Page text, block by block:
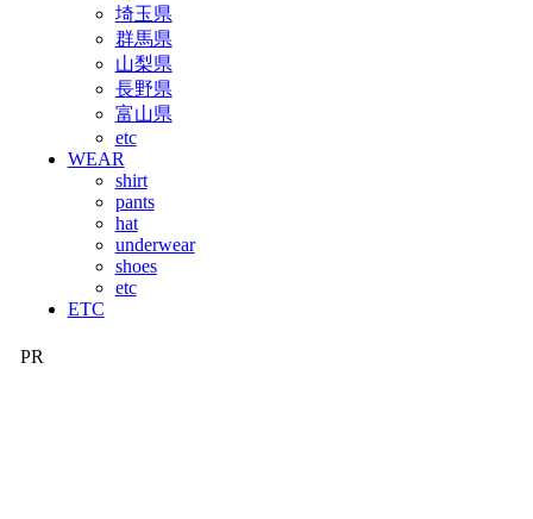
埼玉県
群馬県
山梨県
長野県
富山県
etc
WEAR
shirt
pants
hat
underwear
shoes
etc
ETC
PR